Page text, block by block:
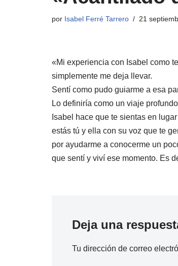
por Isabel Ferré Tarrero 21
«Mi experiencia con Isabel como
simplemente me deja llevar.
Sentí como pudo guiarme a esa
Lo definiría como un viaje
Isabel hace que te sientas en
estás tú y ella con su voz que te
por ayudarme a conocerme un
que sentí y viví ese momento. Es
Deja una
Tu dirección de correo